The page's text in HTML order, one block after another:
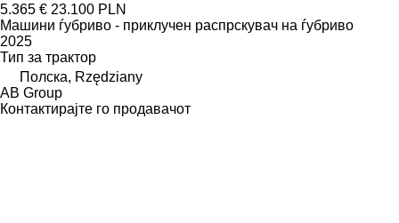
5.365 € 23.100 PLN
Машини ѓубриво - приклучен распрскувач на ѓубриво
2025
Тип за трактор
Полска, Rzędziany
AB Group
Контактирајте го продавачот